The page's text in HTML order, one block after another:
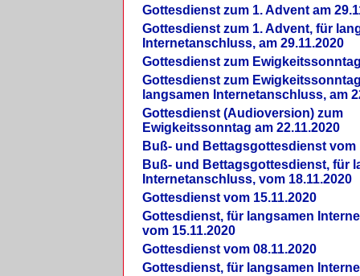
Gottesdienst zum 1. Advent am
Gottesdienst zum 1. Advent, für
Internetanschluss, am 29.11.2020
Gottesdienst zum
Gottesdienst zum
langsamen Internetanschluss, am
Gottesdienst (Audioversion) zum
Ewigkeitssonntag am 22.11.2020
Buß- und Bettagsgottesdienst vom
Buß- und Bettagsgottesdienst, für
Internetanschluss, vom 18.11.2020
Gottesdienst vom 15.11.2020
Gottesdienst, für langsamen
vom 15.11.2020
Gottesdienst vom 08.11.2020
Gottesdienst, für langsamen